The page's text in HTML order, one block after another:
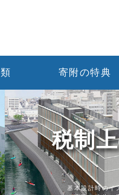
寄附の特典
税制